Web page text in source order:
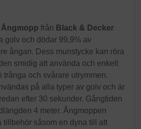
Ångmopp från Black & Decker
golv och dödar 99,9% av
ångan. Dess munstycke kan röra
smidig att använda och enkelt
trånga och svårare utrymmen.
på alla typer av golv och är
efter 30 sekunder. Gångtiden
4 meter. Ångmoppen
tillbehör såsom en dyna till att